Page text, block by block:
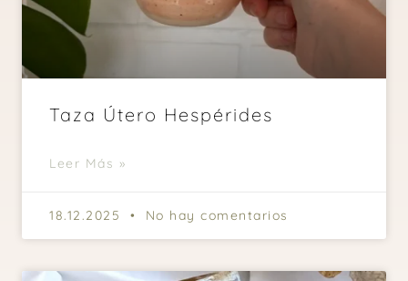
Taza Útero Hespérides
Leer Más »
18.12.2025 No hay comentarios